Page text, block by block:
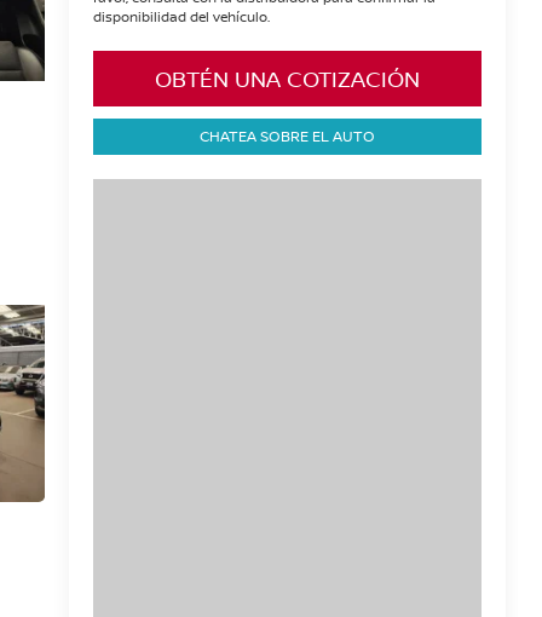
disponibilidad del vehículo.
OBTÉN UNA COTIZACIÓN
CHATEA SOBRE EL AUTO